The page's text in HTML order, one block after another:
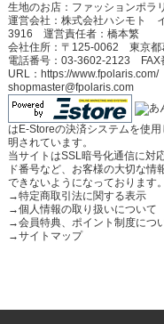
生地のお店：ファッションポラ
運営会社：株式会社ハシモト
3916 運営責任者：橋本繁
会社住所：〒125-0062 東京都
電話番号：03-3602-2123 FAX
URL：https://
shopmaster@fpolaris.com
はE-Storeの決済システムを使
明されています。
当サイトはSSL暗号化通信に対
ド番号など、お客様の大切な
できないようになっております。
→特定商取引法に関する表示
→個人情報の取り扱いについて
→会員特典、ポイント制度につ
→サイトマップ